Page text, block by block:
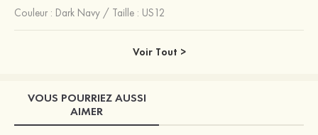
Couleur : Dark Navy / Taille : US12
Voir Tout >
VOUS POURRIEZ AUSSI
AIMER